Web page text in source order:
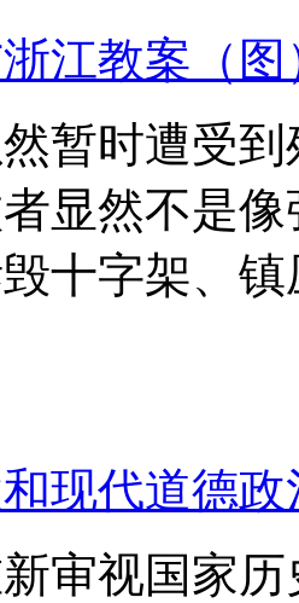
江教案（图
暂时遭受
显然不是
十字架、
现代道德政
审视国家